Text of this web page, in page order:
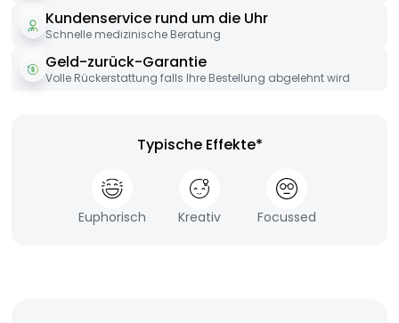
Kundenservice rund um die Uhr
Schnelle medizinische Beratung
Geld-zurück-Garantie
Volle Rückerstattung falls Ihre Bestellung abgelehnt wird
Typische Effekte*
Euphorisch Kreativ Focussed